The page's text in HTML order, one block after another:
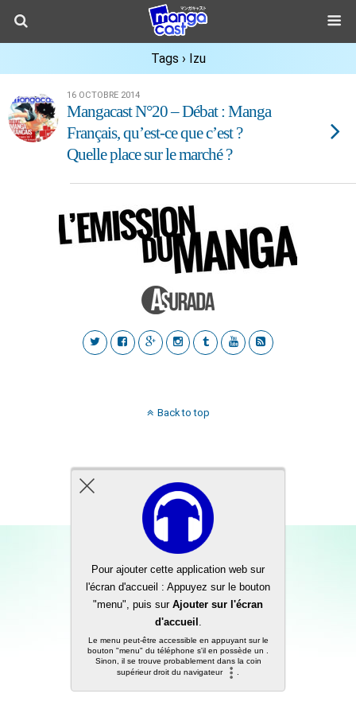
Tags › Izu
16 OCTOBRE 2014
Mangacast N°20 – Débat : Manga
Français, qu’est-ce que c’est ?
Quelle place sur le marché ?
Back to top